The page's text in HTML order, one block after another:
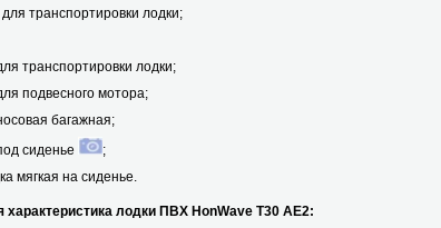
транспортировки лодки;
транспортировки лодки;
подвесного мотора;
багажная;
сиденье
;
мягкая на сиденье.
лодки ПВХ HonWave T30 AE2: